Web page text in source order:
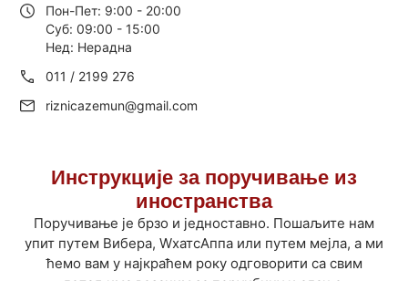
Пон-Пет: 9:00 - 20:00
Суб: 09:00 - 15:00
Нед: Нерадна
011 / 2199 276
riznicazemun@gmail.com
Инструкције за поручивање из
иностранства
Поручивање је брзо и једноставно. Пошаљите нам
упит путем Вибера, WхатсАппа или путем мејла, а ми
ћемо вам у најкраћем року одговорити са свим